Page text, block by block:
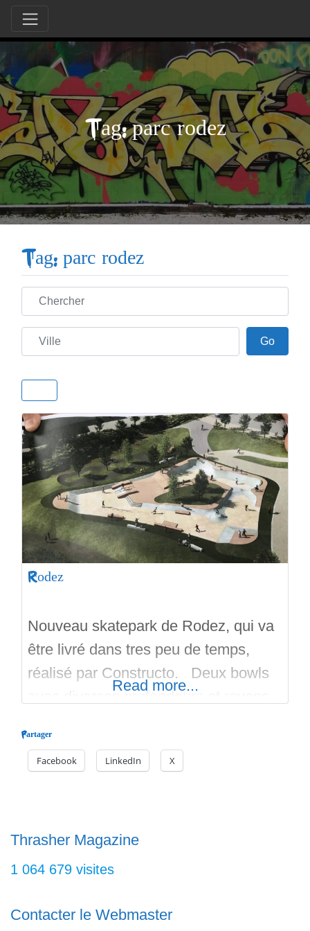
Tag: parc rodez
Tag: parc rodez
Chercher
Ville GoGo
Rodez
Nouveau skatepark de Rodez, qui va
être livré dans tres peu de temps,
réalisé par Constructo. Deux bowls
avec diverses profondeurs et rayons,
(bancs, poubelles, curbs, ledges,
rails, handrails), des plans inclinés, un
carré…. 1000 Mètre carré pour le
skatepark.
Read more...
Partager
Facebook LinkedIn X
Thrasher Magazine
1 064 679 visites
Contacter le Webmaster